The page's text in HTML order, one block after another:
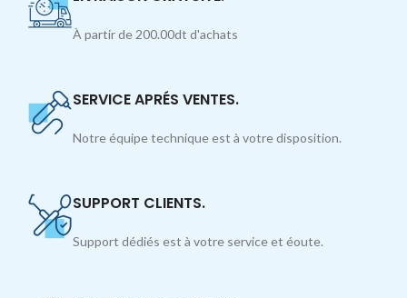
À partir de 200.00dt d'achats
SERVICE APRÉS VENTES.
Notre équipe technique est à votre disposition.
SUPPORT CLIENTS.
Support dédiés est à votre service et éoute.